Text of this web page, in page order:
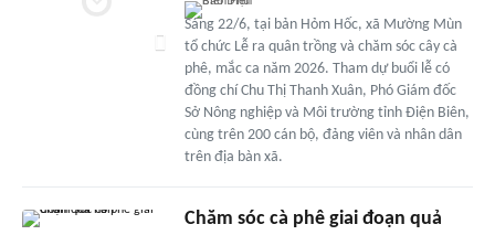
Sáng 22/6, tại bản Hỏm Hốc, xã Mường Mùn
tổ chức Lễ ra quân trồng và chăm sóc cây cà
phê, mắc ca năm 2026. Tham dự buổi lễ có
đồng chí Chu Thị Thanh Xuân, Phó Giám đốc
Sở Nông nghiệp và Môi trường tỉnh Điện Biên,
cùng trên 200 cán bộ, đảng viên và nhân dân
trên địa bàn xã.
Chăm sóc cà phê giai đoạn quả